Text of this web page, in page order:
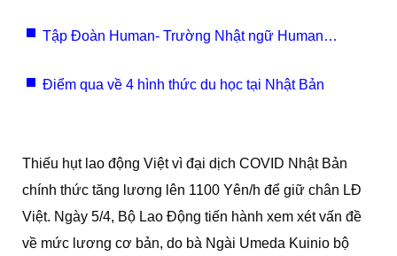
Tập Đoàn Human- Trường Nhật ngữ Human
Điểm qua về 4 hình thức du học tại Nhật Bản
Thiếu hụt lao động Việt vì đại dịch COVID Nhật Bản
chính thức tăng lương lên 1100 Yên/h để giữ chân LĐ
Việt. Ngày 5/4, Bộ Lao Động tiến hành xem xét vấn đề
về mức lương cơ bản, do bà Ngài Umeda Kuinio bộ